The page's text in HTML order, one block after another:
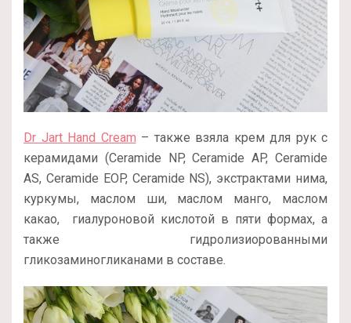
Dr Jart Hand Cream – также взяла крем для рук с
керамидами (Ceramide NP, Ceramide AP, Ceramide
AS, Ceramide EOP, Ceramide NS), экстрактами нима,
куркумы, маслом ши, маслом манго, маслом
какао, гиалуроновой кислотой в пяти формах, а
также гидролизиорованными
гликозаминогликанами в составе.